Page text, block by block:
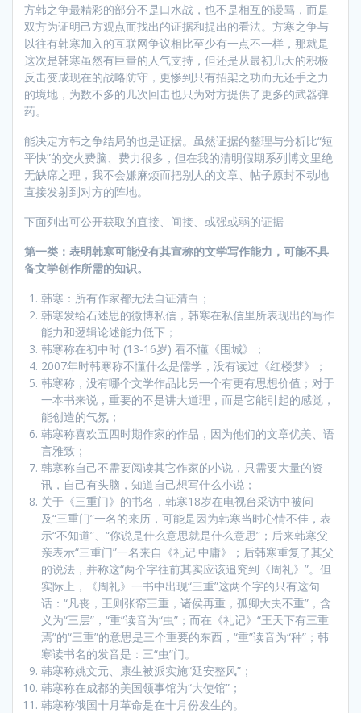
方韩之争最精彩的部分不是口水战，也不是相互的谩骂，而是
双方为证明己方观点而找出的证据和提出的看法。方寒之争与
以往有韩寒加入的互联网争议相比至少有一点不一样，那就是
这次是韩寒虽然有巨量的人气支持，但还是从最初几天的积极
反击变成现在的战略防守，更惨到只有招架之功而无还手之力
的境地，为数不多的几次回击也只为对方提供了更多的武器弹
药。
能决定方韩之争结局的也是证据。虽然证据的整理与分析比“短
平快”的交火费脑、费力很多，但在我的清明假期系列博文里绝
无缺席之理，我不会嫌麻烦而把别人的文章、帖子原封不动地
直接发射到对方的阵地。
下面列出可公开获取的直接、间接、或强或弱的证据——
第一类：表明韩寒可能没有其宣称的文学写作能力，可能不具
备文学创作所需的知识。
韩寒：所有作家都无法自证清白；
韩寒发给石述思的微博私信，韩寒在私信里所表现出的写作
能力和逻辑论述能力低下；
韩寒称在初中时 (13-16岁) 看不懂《围城》；
2007年时韩寒称不懂什么是儒学，没有读过《红楼梦》；
韩寒称，没有哪个文学作品比另一个有更有思想价值；对于
一本书来说，重要的不是讲大道理，而是它能引起的感觉，
能创造的气氛；
韩寒称喜欢五四时期作家的作品，因为他们的文章优美、语
言雅致；
韩寒称自己不需要阅读其它作家的小说，只需要大量的资
讯，自己有头脑，知道自己想写什么小说；
关于《三重门》的书名，韩寒18岁在电视台采访中被问
及“三重门”一名的来历，可能是因为韩寒当时心情不佳，表
示“不知道”、“你说是什么意思就是什么意思”；后来韩寒父
亲表示“三重门”一名来自《礼记·中庸》；后韩寒重复了其父
的说法，并称这“两个字往前其实应该追究到《周礼》”。但
实际上，《周礼》一书中出现“三重”这两个字的只有这句
话：“凡丧，王则张帟三重，诸侯再重，孤卿大夫不重”，含
义为“三层”，“重”读音为“虫”；而在《礼记》“王天下有三重
焉”的“三重”的意思是三个重要的东西，“重”读音为“种”；韩
寒读书名的发音是：三“虫”门。
韩寒称姚文元、康生被派实施“延安整风”；
韩寒称在成都的美国领事馆为“大使馆”；
韩寒称俄国十月革命是在十月份发生的。